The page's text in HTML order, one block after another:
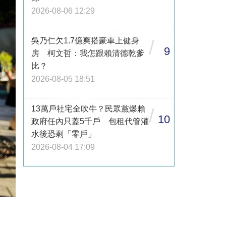
2026-08-06 12:29
吳乃仁欠1.7億爽搭豪車上健身
房 柯文哲：我怎跟賴清德乾爹
比？
2026-08-05 18:51
/ 9
13萬戶社宅全吹牛？民眾黨爆賴
政府任內只蓋5千戶 包租代管灌
水後恐剩「零戶」
2026-08-04 17:09
/ 10